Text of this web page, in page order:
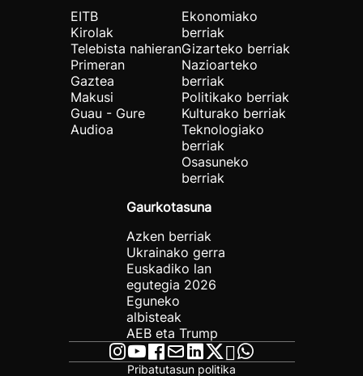
EITB
Kirolak
Telebista nahieran
Primeran
Gaztea
Makusi
Guau - Gure
Audioa
Ekonomiako
berriak
Gizarteko berriak
Nazioarteko
berriak
Politikako berriak
Kulturako berriak
Teknologiako
berriak
Osasuneko
berriak
Gaurkotasuna
Azken berriak
Ukrainako gerra
Euskadiko lan
egutegia 2026
Eguneko
albisteak
AEB eta Trump
Pribatutasun politika